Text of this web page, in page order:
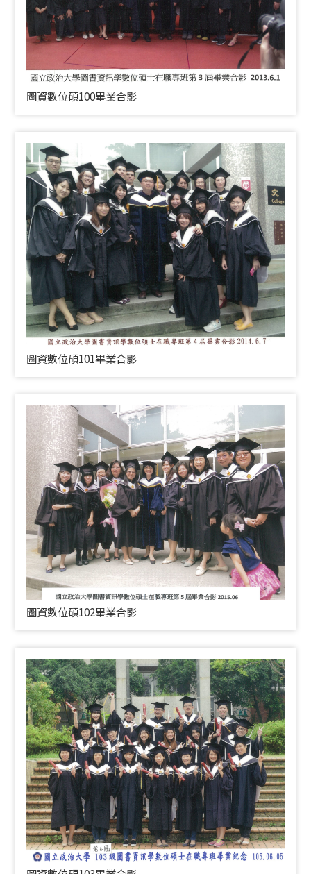
圖資數位碩100畢業合影
圖資數位碩101畢業合影
圖資數位碩102畢業合影